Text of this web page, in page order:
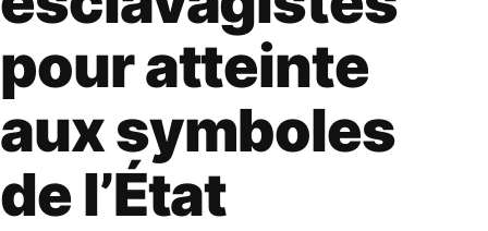
pour atteinte
aux symboles
de l’État